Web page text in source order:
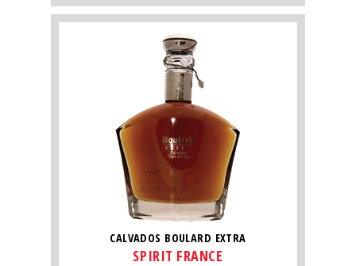
CALVADOS BOULARD EXTRA
SPIRIT FRANCE